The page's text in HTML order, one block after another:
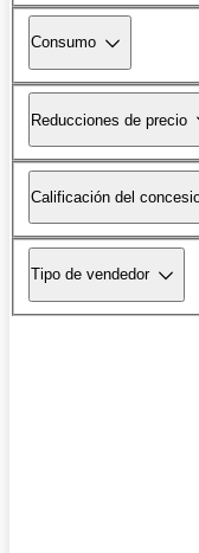
Consumo
Reducciones de precio
Calificación del
Tipo de vendedor